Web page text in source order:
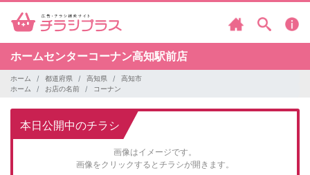
ホームセンターコーナン高知駅前店
ホーム 都道府県 高知県
高知市
ホーム
お店の名前 コーナン
本日公開中のチラシ
画像はイメージです。
画像をクリックするとチラシが開きます。